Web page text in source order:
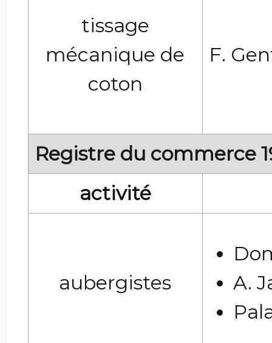
tissage
mécanique de
coton
F.
Registre du commerce
activité
aubergistes
A.